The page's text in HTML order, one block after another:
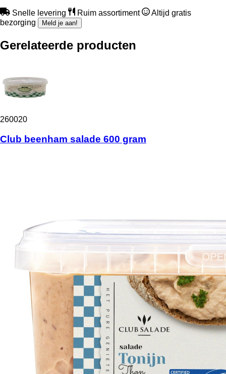
Snelle levering Ruim assortiment
Altijd gratis
bezorging
Meld je aan!
Gerelateerde producten
260020
Club beenham salade 600 gram